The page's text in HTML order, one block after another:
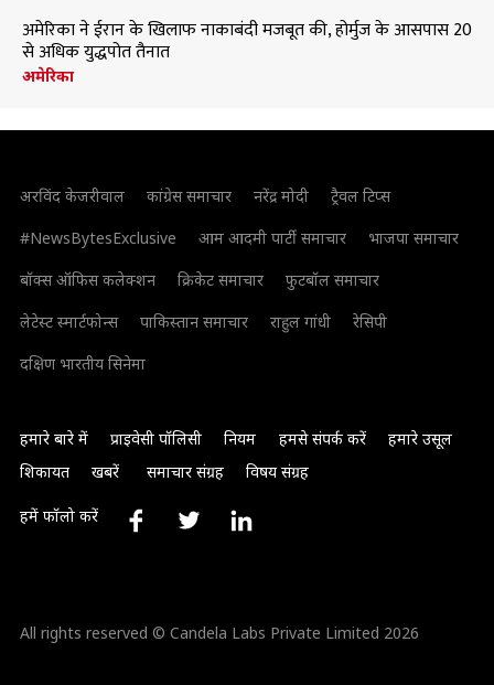
अमेरिका ने ईरान के खिलाफ नाकाबंदी मजबूत की, होर्मुज के आसपास 20
से अधिक युद्धपोत तैनात
अमेरिका
अरविंद केजरीवाल कांग्रेस समाचार नरेंद्र मोदी
ट्रैवल टिप्स
#NewsBytesExclusive
आम आदमी पार्टी समाचार
भाजपा समाचार
बॉक्स ऑफिस कलेक्शन
क्रिकेट समाचार
फुटबॉल समाचार
लेटेस्ट स्मार्टफोन्स
पाकिस्तान समाचार राहुल गांधी
रेसिपी
दक्षिण भारतीय सिनेमा
हमारे बारे में प्राइवेसी पॉलिसी नियम हमसे संपर्क करें
हमारे उसूल
शिकायत
खबरें समाचार संग्रह विषय संग्रह
हमें फॉलो करें
All rights reserved © Candela Labs Private Limited 2026